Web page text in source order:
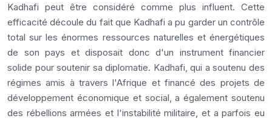
Kadhafi peut être considéré comme plus influent. Cette
efficacité découle du fait que Kadhafi a pu garder un contrôle
total sur les énormes ressources naturelles et énergétiques
de son pays et disposait donc d'un instrument financier
solide pour soutenir sa diplomatie. Kadhafi, qui a soutenu des
régimes amis à travers l'Afrique et financé des projets de
développement économique et social, a également soutenu
des rébellions armées et l'instabilité militaire, et a parfois eu